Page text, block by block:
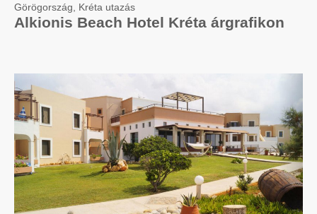
Görögország, Kréta utazás
Alkionis Beach Hotel Kréta árgrafikon